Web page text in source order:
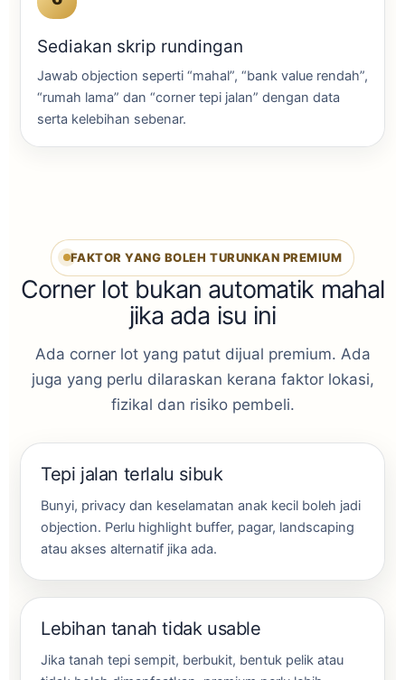
Sediakan skrip rundingan
Jawab objection seperti “mahal”, “bank value rendah”,
“rumah lama” dan “corner tepi jalan” dengan data
serta kelebihan sebenar.
FAKTOR YANG BOLEH TURUNKAN PREMIUM
Corner lot bukan automatik mahal
jika ada isu ini
Ada corner lot yang patut dijual premium. Ada
juga yang perlu dilaraskan kerana faktor lokasi,
fizikal dan risiko pembeli.
Tepi jalan terlalu sibuk
Bunyi, privacy dan keselamatan anak kecil boleh jadi
objection. Perlu highlight buffer, pagar, landscaping
atau akses alternatif jika ada.
Lebihan tanah tidak usable
Jika tanah tepi sempit, berbukit, bentuk pelik atau